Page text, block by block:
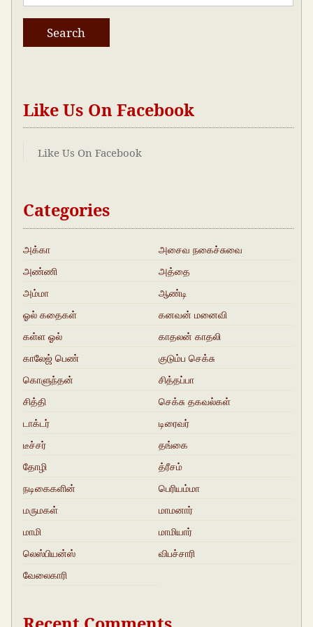
Like Us On Facebook
Like Us On Facebook
Categories
அக்கா
அசைவ நகைச்சுவை
அண்ணி
அத்தை
அம்மா
ஆண்டி
ஓல் கதைகள்
கனவன் மனைவி
கள்ள ஓல்
காதலன் காதலி
காலேஜ் பெண்
குடும்ப செக்சு
கதைகள்
கொளுந்தன்
சித்தப்பா
சித்தி
செக்சு தகவல்கள்
டாக்டர்
டிரைவர்
டீச்சர்
தங்கை
தோழி
த்ரீசம்
நடிகைகளின்
ஓல்கதைகள்
பெரியம்மா
மருமகள்
மாமனார்‍‍
மாமி
மாமியார்
லெஸ்பியன்ஸ்
விபச்சாரி
வேலைகாரி